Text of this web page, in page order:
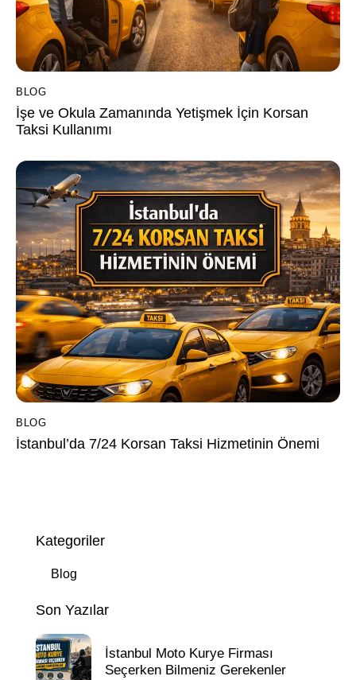
BLOG
İşe ve Okula Zamanında Yetişmek İçin Korsan
Taksi Kullanımı
BLOG
İstanbul’da 7/24 Korsan Taksi Hizmetinin Önemi
Kategoriler
Blog
Son Yazılar
İstanbul Moto Kurye Firması
Seçerken Bilmeniz Gerekenler